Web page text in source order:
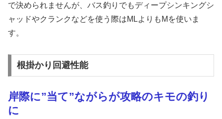
で決められませんが、バス釣りでもディープシンキングシ
ャッドやクランクなどを使う際はMLよりもMを使いま
す。
根掛かり回避性能
岸際に”当て”ながらが攻略のキモの釣り
に